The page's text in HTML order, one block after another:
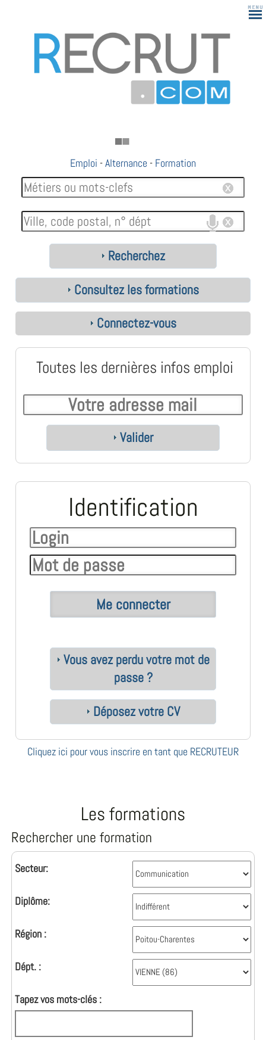
Emploi -Alternance - Formation
Recherchez
Consultez les formations
Connectez-vous
Toutes les dernières infos emploi
Valider
Identification
Vous avez perdu votre mot de
passe ?
Déposez votre CV
Cliquez ici pour vous inscrire en tant que RECRUTEUR
Les formations
Rechercher une formation
Secteur:
Diplôme:
Région :
Dépt. :
Tapez vos mots-clés :